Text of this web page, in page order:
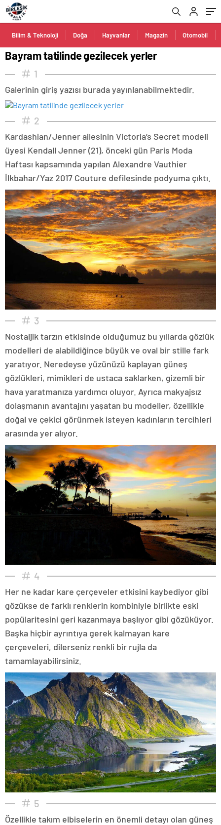
Bilim & Teknoloji Doğa Hayvanlar Magazin Otomobil
Bayram tatilinde gezilecek yerler
1
Galerinin giriş yazısı burada yayınlanabilmektedir.
2
Kardashian/Jenner ailesinin Victoria’s Secret modeli
üyesi Kendall Jenner (21), önceki gün Paris Moda
Haftası kapsamında yapılan Alexandre Vauthier
İlkbahar/Yaz 2017 Couture defilesinde podyuma çıktı.
3
Nostaljik tarzın etkisinde olduğumuz bu yıllarda gözlük
modelleri de alabildiğince büyük ve oval bir stille fark
yaratıyor. Neredeyse yüzünüzü kaplayan güneş
gözlükleri, mimikleri de ustaca saklarken, gizemli bir
hava yaratmanıza yardımcı oluyor. Ayrıca makyajsız
dolaşmanın avantajını yaşatan bu modeller, özellikle
doğal ve çekici görünmek isteyen kadınların tercihleri
arasında yer alıyor.
4
Her ne kadar kare çerçeveler etkisini kaybediyor gibi
gözükse de farklı renklerin kombiniyle birlikte eski
popülaritesini geri kazanmaya başlıyor gibi gözüküyor.
Başka hiçbir ayrıntıya gerek kalmayan kare
çerçeveleri, dilerseniz renkli bir rujla da
tamamlayabilirsiniz.
5
Özellikle takım elbiselerin en önemli detayı olan güneş